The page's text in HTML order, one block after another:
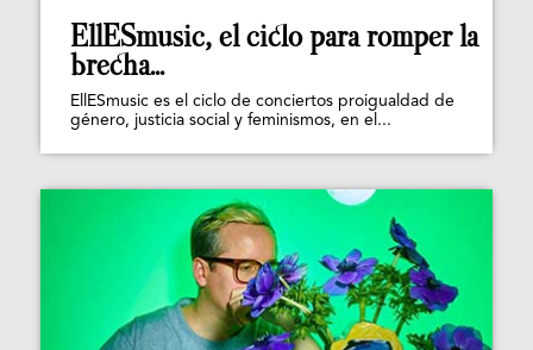
EllESmusic, el ciclo para romper la
brecha...
EllESmusic es el ciclo de conciertos proigualdad de
género, justicia social y feminismos, en el...